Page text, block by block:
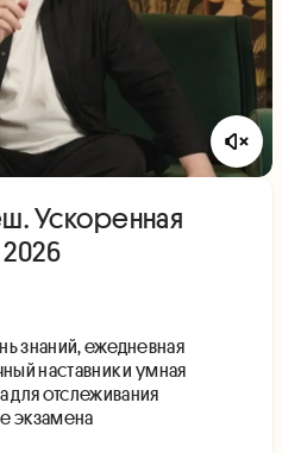
Ускоренная
знаний, ежедневная
наставник и умная
отслеживания
экзамена